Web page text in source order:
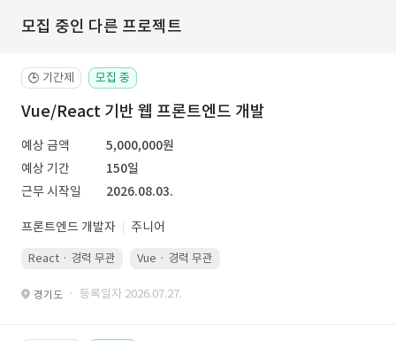
모집 중인 다른 프로젝트
🕒 기간제 모집 중
Vue/React 기반 웹 프론트엔드 개발
예상 금액
5,000,000원
예상 기간
150일
근무 시작일
2026.08.03.
프론트엔드 개발자 주니어
React · 경력 무관 Vue · 경력 무관
경기도 · 등록일자 2026.07.27.